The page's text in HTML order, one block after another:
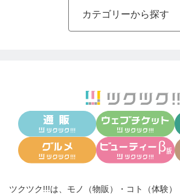
カテゴリーから探す
ツクツク!!!は、 モノ（物販） ・ コト（体験）